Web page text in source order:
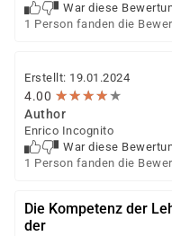
War diese
1 Person fanden die
Erstellt: 19.01.2024
4.00 ★★★★★
★★★★★
Author
Enrico Incognito
War diese
1 Person fanden die
Die Kompetenz der
der